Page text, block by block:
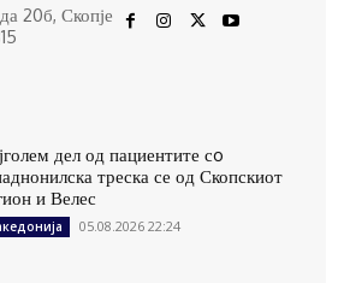
20б, Скопје
дел од пациентите сo
треска се од Скопскиот
и Велес
05.08.2026 22:24